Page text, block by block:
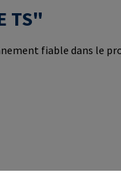
TS"
fiable dans le